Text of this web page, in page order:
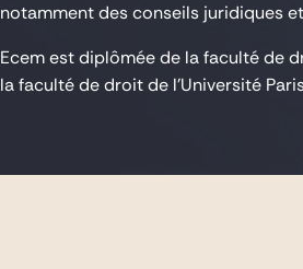
notamment des conseils juridiques
Ecem est diplômée de la faculté de
la faculté de droit de l’Université